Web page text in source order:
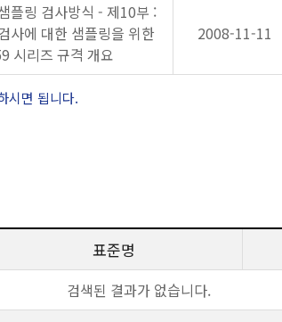
플링 검사방식 - 제10부 :
사에 대한 샘플링을 위한
시리즈 규격 개요
2008-11-11
시면 됩니다.
표준명
검색된 결과가 없습니다.